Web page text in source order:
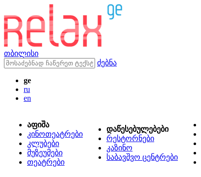
თბილისი
ძებნა
ge
ru
en
აფიშა
კინოთეატრები
კლუბები
მუზეუმები
თეატრები
დაწესებულებები
რესტორნები
კაზინო
საბავშვო ცენტრები